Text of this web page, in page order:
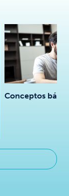
Conceptos